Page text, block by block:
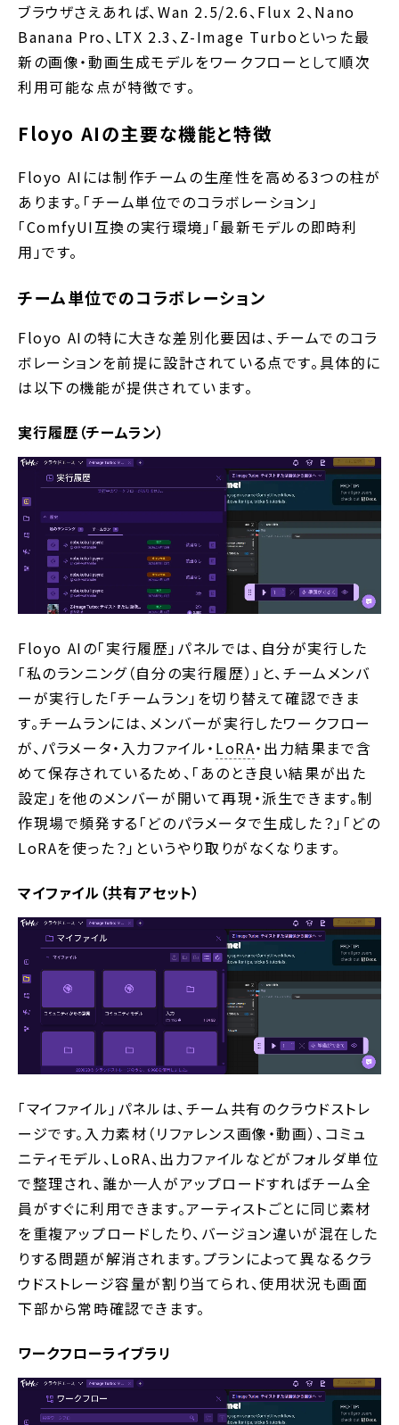
ブラウザさえあれば、Wan 2.5/2.6、Flux 2、Nano
Banana Pro、LTX 2.3、Z-Image Turboといった最
新の画像・動画生成モデルをワークフローとして順次
利用可能な点が特徴です。
Floyo AIの主要な機能と特徴
Floyo AIには制作チームの生産性を高める3つの柱が
あります。「チーム単位でのコラボレーション」
「ComfyUI互換の実行環境」「最新モデルの即時利
用」です。
チーム単位でのコラボレーション
Floyo AIの特に大きな差別化要因は、チームでのコラ
ボレーションを前提に設計されている点です。具体的に
は以下の機能が提供されています。
実行履歴（チームラン）
Floyo AIの「実行履歴」パネルでは、自分が実行した
「私のランニング（自分の実行履歴）」と、チームメンバ
ーが実行した「チームラン」を切り替えて確認できま
す。チームランには、メンバーが実行したワークフロー
が、パラメータ・入力ファイル・ LoRA・出力結果まで含
めて保存されているため、「あのとき良い結果が出た
設定」を他のメンバーが開いて再現・派生できます。制
作現場で頻発する「どのパラメータで生成した？」「どの
LoRAを使った？」というやり取りがなくなります。
マイファイル（共有アセット）
「マイファイル」パネルは、チーム共有のクラウドストレ
ージです。入力素材（リファレンス画像・動画）、コミュ
ニティモデル、LoRA、出力ファイルなどがフォルダ単位
で整理され、誰か一人がアップロードすればチーム全
員がすぐに利用できます。アーティストごとに同じ素材
を重複アップロードしたり、バージョン違いが混在した
りする問題が解消されます。プランによって異なるクラ
ウドストレージ容量が割り当てられ、使用状況も画面
下部から常時確認できます。
ワークフローライブラリ